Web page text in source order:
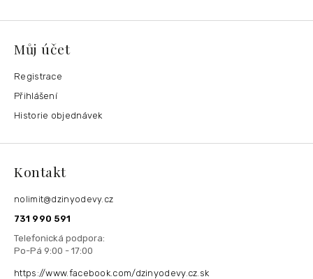
Můj účet
Registrace
Přihlášení
Historie objednávek
Kontakt
nolimit@dzinyodevy.cz
731 990 591
https://www.facebook.com/dzinyodevy.cz.sk